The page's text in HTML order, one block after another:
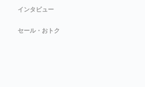
インタビュー
セール・おトク